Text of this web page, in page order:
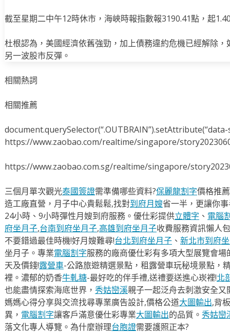
截至星期二中午12時休市，海峽時報指數報3190.41點，起
杜根認為，美國經濟依舊強勁，加上債務違約危機已經解除
另一波股市反彈。
相關熱詞
相關推薦
document.querySelector(“.OUTBRAIN”).setAttribute(“data-
https://www.zaobao.com/realtime/singapore/
https://www.zaobao.com.sg/realtime/singapore/
三個月單次觀光泰國簽證需準備哪些資料?保麗龍割字價格推
造工廠直營，月子中心貴鬆鬆,找對到府月嫂省一半，更讓你
24小時、9小時彈性月嫂到府服務。優仕彩提供立體字 、 電腦
府坐月子,台南到府坐月子,高雄到府坐月子收費服務資訊懶人
不要錯過最佳時機!好月嫂難尋!台北到府坐月子、 新北市到府
坐月子。專業電腦割字服務的廠商優仕彩有多項大型展覽會場
天及價錢!露營車-公路旅遊精選景點，租露營車玩秘境景點，
裡。濃郁的奶香牛軋糖-最好吃的伴手禮,送禮要送進心崁裡!北
也能盡情探索海底世界， 秀姑巒溪親子一起泛舟去​刺激安全
媽媽心得分享與交流找尋專業廣告設計,價格公道大圖輸出,背
異， 電腦割字讓客戶滿意優仕彩專業大圖輸出的品質。 秀姑巒
落文化專人導覽。為什麼辦理台胞證需要護照正本?